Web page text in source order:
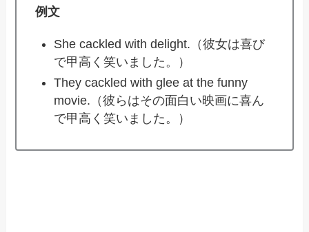
例文
She cackled with delight.（彼女は喜び
で甲高く笑いました。）
They cackled with glee at the funny
movie.（彼らはその面白い映画に喜ん
で甲高く笑いました。）